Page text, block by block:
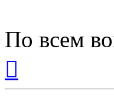
По всем
началу